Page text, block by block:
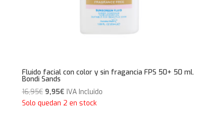
Fluido facial con color y sin fragancia FPS 50+ 50 ml.
Bondi Sands
16,95€ El
precio
9,95€El
precio
IVA Incluido
Solo quedan 2 en stock